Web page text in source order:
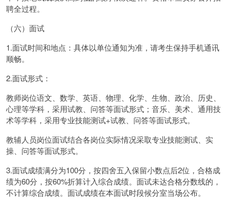
聘全过程。
（六）面试
1.面试时间和地点：具体以单位通知为准，请考生保持手机通讯
顺畅。
2.面试形式：
教师岗位语文、数学、英语、物理、化学、生物、政治、历史、
心理等学科，采用试教、问答等面试形式；音乐、美术、通用技
术等学科，采用专业技能测试+试教、问答等面试形式。
教辅人员岗位面试结合各岗位实际情况采取专业技能测试、实
操、问答等面试形式。
3.面试成绩满分为100分，按四舍五入保留小数点后2位，合格成
绩为60分，按60%折算计入综合成绩。面试未达合格分数线的，
不计算综合成绩。面试成绩在本面试时段候分室当场公布。